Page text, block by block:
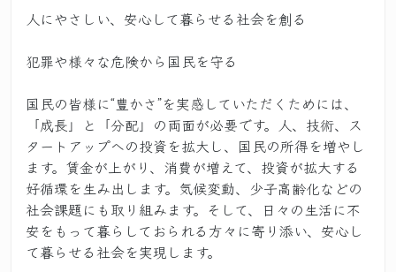
人にやさしい、安心して暮らせる社会を創る
犯罪や様々な危険から国民を守る
国民の皆様に“豊かさ”を実感していただくためには、
「成長」と「分配」の両面が必要です。人、技術、ス
タートアップへの投資を拡大し、国民の所得を増やし
ます。賃金が上がり、消費が増えて、投資が拡大する
好循環を生み出します。気候変動、少子高齢化などの
社会課題にも取り組みます。そして、日々の生活に不
安をもって暮らしておられる方々に寄り添い、安心し
て暮らせる社会を実現します。